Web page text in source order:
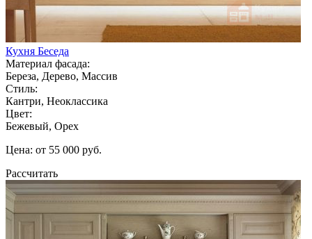
Кухня Беседа
Материал фасада:
Береза, Дерево, Массив
Стиль:
Кантри, Неоклассика
Цвет:
Бежевый, Орех
Цена: от 55 000 руб.
Рассчитать